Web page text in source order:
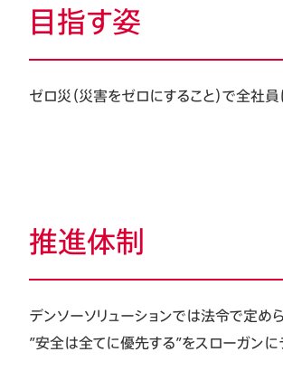
目指す姿
ゼロ災（災害をゼロにすること）で全社
推進体制
デンソーソリューションでは法令で定め
”安全は全てに優先する”をスローガン